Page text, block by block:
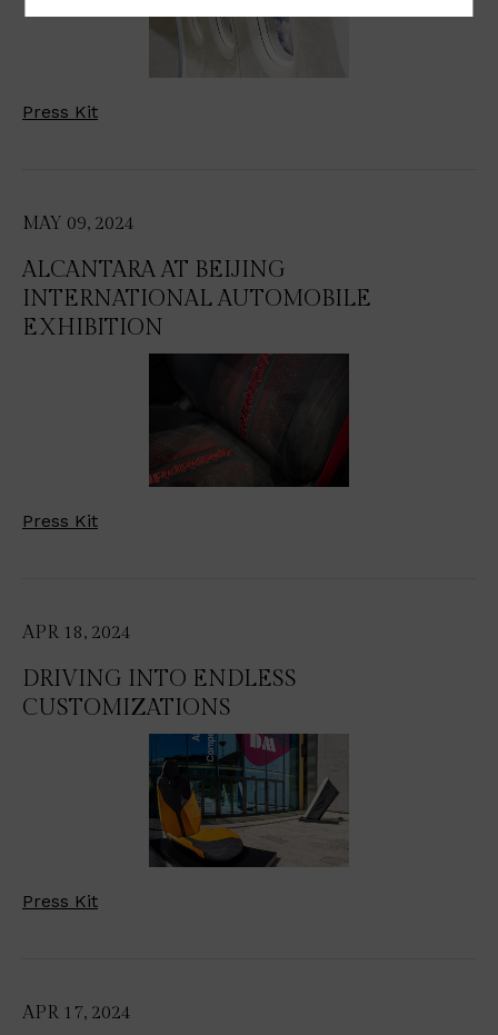
Press Kit
MAY 09, 2024
ALCANTARA AT BEIJING
INTERNATIONAL AUTOMOBILE
EXHIBITION
Press Kit
APR 18, 2024
DRIVING INTO ENDLESS
CUSTOMIZATIONS
Press Kit
APR 17, 2024